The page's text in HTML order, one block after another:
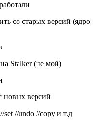
со старых версий (ядро
Stalker (не мой)
новых версий
//undo //copy и т.д